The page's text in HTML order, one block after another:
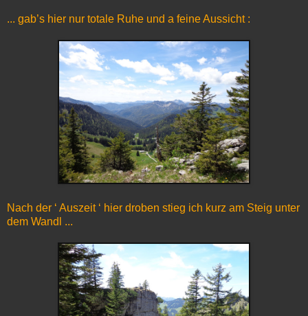
... gab’s hier nur totale Ruhe und a feine Aussicht :
Nach der ‘ Auszeit ‘ hier droben stieg ich kurz am Steig unter
dem Wandl ...